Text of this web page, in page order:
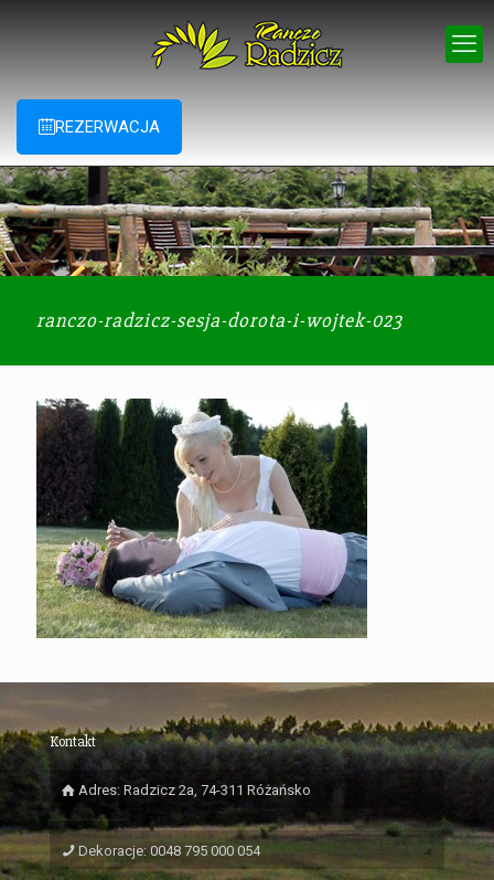
REZERWACJA
ranczo-radzicz-sesja-dorota-i-wojtek-023
Kontakt
Adres: Radzicz 2a, 74-311 Różańsko
Dekoracje: 0048 795 000 054